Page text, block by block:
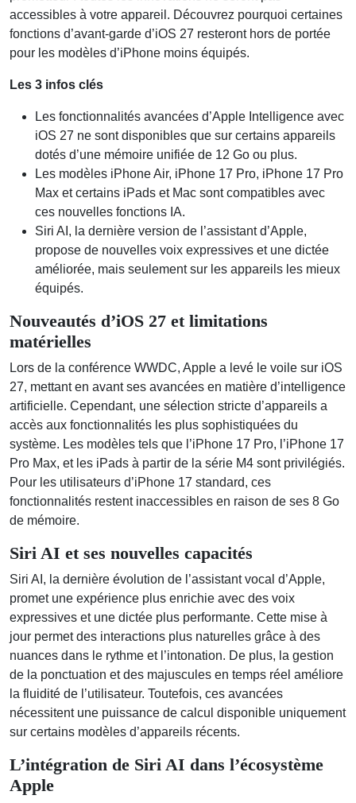
accessibles à votre appareil. Découvrez pourquoi certaines
fonctions d’avant-garde d’iOS 27 resteront hors de portée
pour les modèles d’iPhone moins équipés.
Les 3 infos clés
Les fonctionnalités avancées d’Apple Intelligence avec
iOS 27 ne sont disponibles que sur certains appareils
dotés d’une mémoire unifiée de 12 Go ou plus.
Les modèles iPhone Air, iPhone 17 Pro, iPhone 17 Pro
Max et certains iPads et Mac sont compatibles avec
ces nouvelles fonctions IA.
Siri AI, la dernière version de l’assistant d’Apple,
propose de nouvelles voix expressives et une dictée
améliorée, mais seulement sur les appareils les mieux
équipés.
Nouveautés d’iOS 27 et limitations
matérielles
Lors de la conférence WWDC, Apple a levé le voile sur iOS
27, mettant en avant ses avancées en matière d’intelligence
artificielle. Cependant, une sélection stricte d’appareils a
accès aux fonctionnalités les plus sophistiquées du
système. Les modèles tels que l’iPhone 17 Pro, l’iPhone 17
Pro Max, et les iPads à partir de la série M4 sont privilégiés.
Pour les utilisateurs d’iPhone 17 standard, ces
fonctionnalités restent inaccessibles en raison de ses 8 Go
de mémoire.
Siri AI et ses nouvelles capacités
Siri AI, la dernière évolution de l’assistant vocal d’Apple,
promet une expérience plus enrichie avec des voix
expressives et une dictée plus performante. Cette mise à
jour permet des interactions plus naturelles grâce à des
nuances dans le rythme et l’intonation. De plus, la gestion
de la ponctuation et des majuscules en temps réel améliore
la fluidité de l’utilisateur. Toutefois, ces avancées
nécessitent une puissance de calcul disponible uniquement
sur certains modèles d’appareils récents.
L’intégration de Siri AI dans l’écosystème
Apple